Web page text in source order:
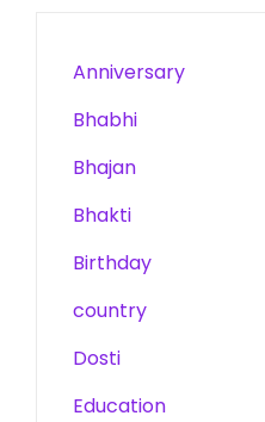
Anniversary
Bhabhi
Bhajan
Bhakti
Birthday
country
Dosti
Education